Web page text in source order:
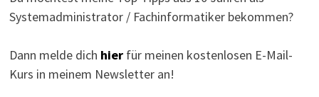
Systemadministrator / Fachinformatiker bekommen?
Dann melde dich hierfür meinen kostenlosen E-Mail-
Kurs in meinem Newsletter an!